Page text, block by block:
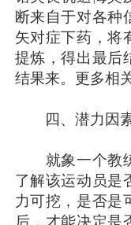
断来自于对各种
矢对症下药，将
提炼，得出最后
结果来。更多相
四、潜力因素
就象一个教练
了解该运动员是
力可挖，是否是
后，才能决定是